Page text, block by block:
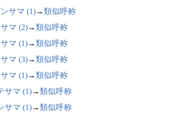
サマ (1)→類似呼称
マ (2)→類似呼称
マ (1)→類似呼称
マ (3)→類似呼称
マ (1)→類似呼称
サマ (1)→類似呼称
サマ (1)→類似呼称